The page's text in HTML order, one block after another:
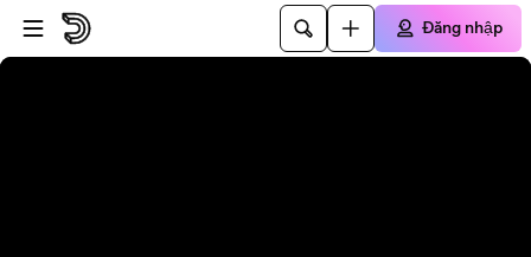
Đi đến trình phát
Đi đến nội dung chính
Đăng nhập